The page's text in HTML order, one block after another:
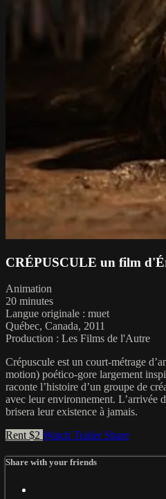
CRÉPUSCULE un film
Animation
20 minutes
Langue originale : muet
Québec, Canada, 2011
Production : Les Films de l'Autre
Crépuscule est un court-métrage
motion) poético-gore largement
raconte l’histoire d’un groupe de
avec leur environnement. L’arrivée
brisera leur existence à jamais.
Rent $2 Watch Trailer Share
Share with your friends